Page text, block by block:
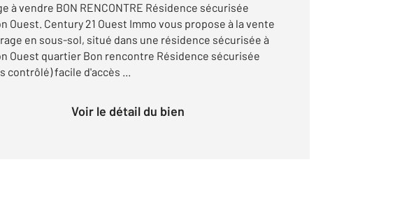
à vendre BON RENCONTRE Résidence sécurisée
Ouest. Century 21 Ouest Immo vous propose à la vente
en sous-sol, situé dans une résidence sécurisée à
Ouest quartier Bon rencontre Résidence sécurisée
contrôlé) facile d'accès ...
Voir le détail du bien